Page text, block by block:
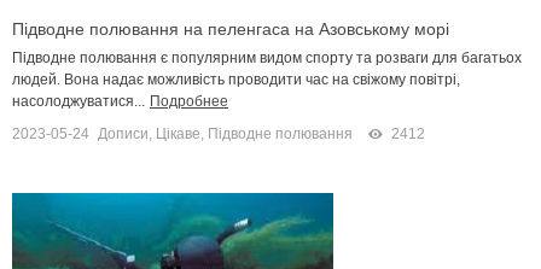
Підводне полювання на пеленгаса на Азовському морі
Підводне полювання є популярним видом спорту та розваги для багатьох
людей. Вона надає можливість проводити час на свіжому повітрі,
насолоджуватися... Подробнее
2023-05-24 Дописи, Цікаве, Підводне полювання 2412